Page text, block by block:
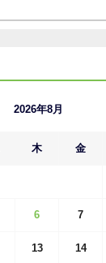
2026年8月
木 金
6 7
13 14